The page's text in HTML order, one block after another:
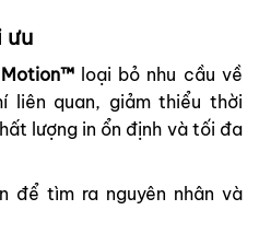
ưu
loại bỏ nhu cầu về
liên quan, giảm thiểu thời
lượng in ổn định và tối đa
để tìm ra nguyên nhân và